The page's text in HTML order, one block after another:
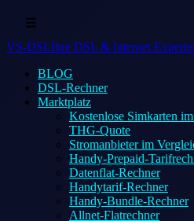
☰
VS-DSLIhre DSL & Internet
BLOG
DSL-Rechner
Marktplatz
Kostenlose Simkarten
THG-Quote
Stromanbieter im
Handy-Prepaid-
Datenflat-Rechner
Handytarif-Rechner
Handy-Bundle-Rechner
Allnet-Flatrechner